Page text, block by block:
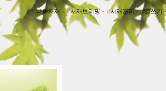
나의서재 ｌ서재브리핑 ｌ서재관리 ｌ글쓰기